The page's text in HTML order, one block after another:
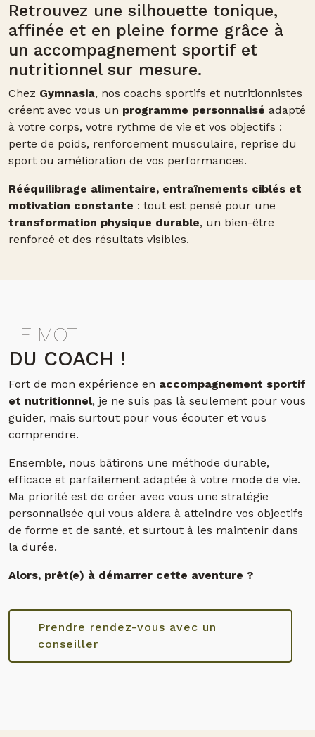
Retrouvez une silhouette tonique,
affinée et en pleine forme grâce à
un accompagnement sportif et
nutritionnel sur mesure.
Chez Gymnasia, nos coachs sportifs et nutritionnistes
créent avec vous un programme personnalisé adapté
à votre corps, votre rythme de vie et vos objectifs :
perte de poids, renforcement musculaire, reprise du
sport ou amélioration de vos performances.
Rééquilibrage alimentaire, entraînements ciblés et
motivation constante : tout est pensé pour une
transformation physique durable, un bien-être
renforcé et des résultats visibles.
LE MOT
DU COACH !
Fort de mon expérience en accompagnement sportif
et nutritionnel, je ne suis pas là seulement pour vous
guider, mais surtout pour vous écouter et vous
comprendre.
Ensemble, nous bâtirons une méthode durable,
efficace et parfaitement adaptée à votre mode de vie.
Ma priorité est de créer avec vous une stratégie
personnalisée qui vous aidera à atteindre vos objectifs
de forme et de santé, et surtout à les maintenir dans
la durée.
Alors, prêt(e) à démarrer cette aventure ?
Prendre rendez-vous avec un
conseiller